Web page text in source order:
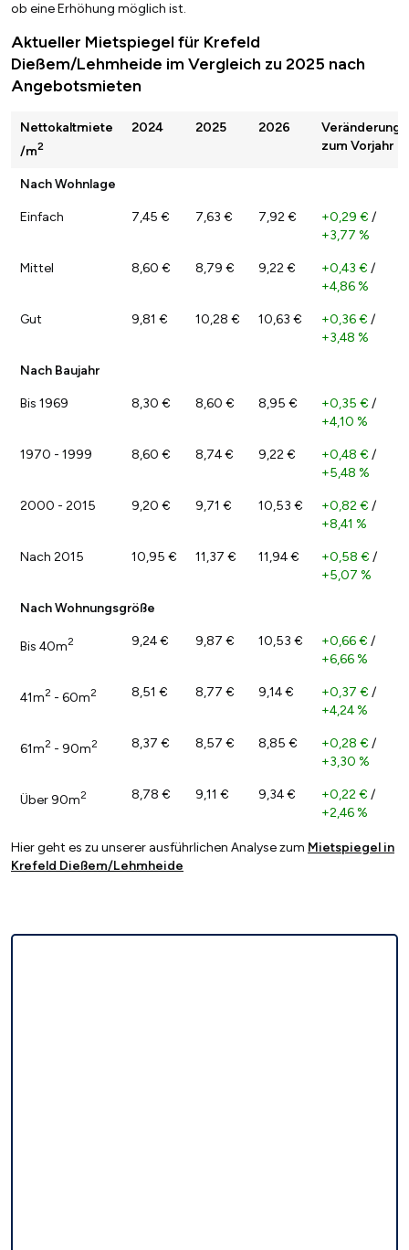
ob eine Erhöhung möglich ist.
Aktueller Mietspiegel für Krefeld
Dießem/Lehmheide im Vergleich zu 2025 nach
Angebotsmieten
Nettokaltmiete
/m2
2024 2025 2026
Veränderung
zum Vorjahr
Nach Wohnlage
Einfach 7,45 € 7,63 € 7,92 € +0,29 € /
+3,77 %
Mittel 8,60 € 8,79 € 9,22 € +0,43 € /
+4,86 %
Gut 9,81 € 10,28 € 10,63 € +0,36 € /
+3,48 %
Nach Baujahr
Bis 1969 8,30 € 8,60 € 8,95 € +0,35 € /
+4,10 %
1970 - 1999 8,60 € 8,74 € 9,22 € +0,48 € /
+5,48 %
2000 - 2015 9,20 € 9,71 € 10,53 € +0,82 € /
+8,41 %
Nach 2015 10,95 € 11,37 € 11,94 € +0,58 € /
+5,07 %
Nach Wohnungsgröße
Bis 40m2 9,24 € 9,87 € 10,53 € +0,66 € /
+6,66 %
41m2 - 60m2 8,51 € 8,77 € 9,14 € +0,37 € /
+4,24 %
61m2 - 90m2 8,37 € 8,57 € 8,85 € +0,28 € /
+3,30 %
Über 90m2 8,78 € 9,11 € 9,34 € +0,22 € /
+2,46 %
Hier geht es zu unserer ausführlichen Analyse zum Mietspiegel in
Krefeld Dießem/Lehmheide